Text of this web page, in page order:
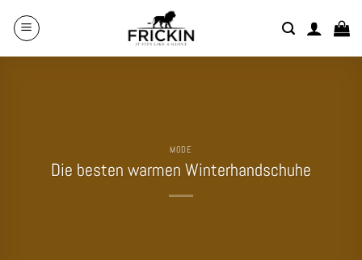
Inhalt
MODE
Die besten warmen Winterhandschuhe